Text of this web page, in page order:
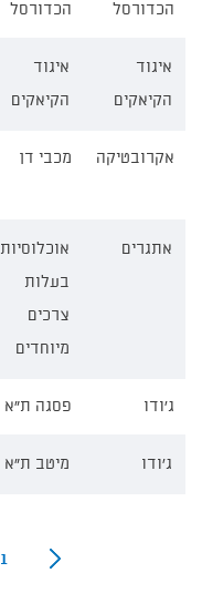
הכדורסל
הכדורסל
איגוד
הקיאקים
איגוד
הקיאקים
אקרובטיקה מכבי דן
אתגרים
אוכלוסיות
בעלות
צרכים
מיוחדים
ג'ודו פסגה ת"א
ג'ודו מיטב ת"א
1